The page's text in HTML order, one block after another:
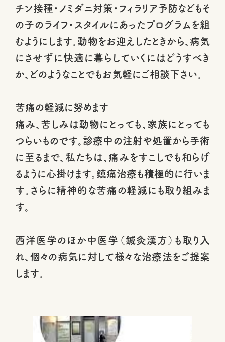
チン接種・ノミダニ対策・フィラリア予防などもそ
の子のライフ・スタイルにあったプログラムを組
むようにします。動物をお迎えしたときから、病気
にさせずに快適に暮らしていくにはどうすべき
か、どのようなことでもお気軽にご相談下さい。
苦痛の軽減に努めます
痛み、苦しみは動物にとっても、家族にとっても
つらいものです。診療中の注射や処置から手術
に至るまで、私たちは、痛みをすこしでも和らげ
るように心掛けます。鎮痛治療も積極的に行いま
す。さらに精神的な苦痛の軽減にも取り組みま
す。
西洋医学のほか中医学（鍼灸漢方）も取り入
れ、個々の病気に対して様々な治療法をご提案
します。